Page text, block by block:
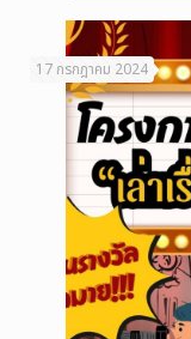
17 กรกฎาคม 2024